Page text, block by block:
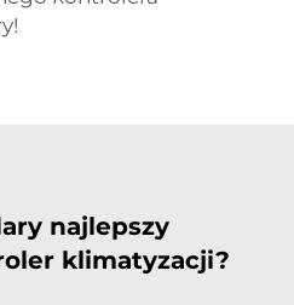
najlepszy
klimatyzacji?